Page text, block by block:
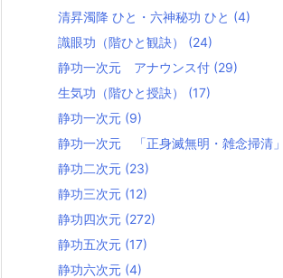
清昇濁降 ひと・六神秘功 ひと (4)
識眼功（階ひと観訣） (24)
静功一次元 アナウンス付 (29)
生気功（階ひと授訣） (17)
静功一次元 (9)
静功一次元 「正身滅無明・雑念掃清」
静功二次元 (23)
静功三次元 (12)
静功四次元 (272)
静功五次元 (17)
静功六次元 (4)